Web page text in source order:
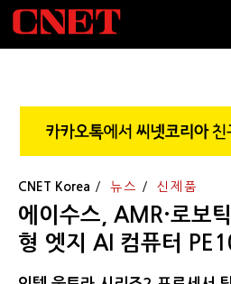
CNET Korea 뉴스 신제품
에이수스, AMR·로보
형 엣지 AI 컴퓨터